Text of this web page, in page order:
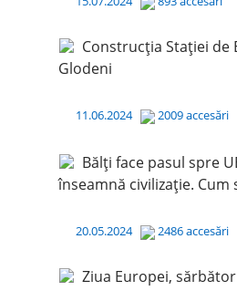
Construcția Stației de
Glodeni
11.06.2024 2009 accesări
Bălți face pasul spre
înseamnă civilizație. Cum
20.05.2024 2486 accesări
Ziua Europei,